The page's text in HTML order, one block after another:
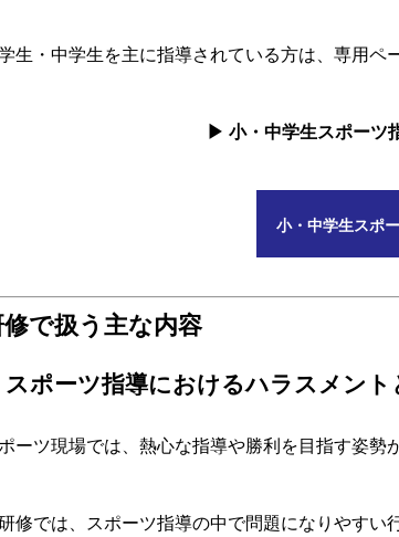
生・中学生を主に指導されている方は、専用ペ
▶ 小・中学生スポーツ
小・中学生スポ
で扱う主な内容
スポーツ指導におけるハラスメント
ーツ現場では、熱心な指導や勝利を目指す姿勢
修では、スポーツ指導の中で問題になりやすい